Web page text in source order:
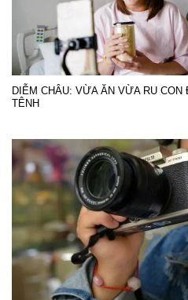
DIỄM CHÂU: VỪA ĂN VỪA RU
TÊNH